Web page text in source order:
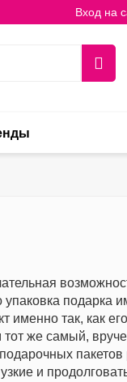
Вход на
подарка
именно так, как
тот же самый,
пакетов
и